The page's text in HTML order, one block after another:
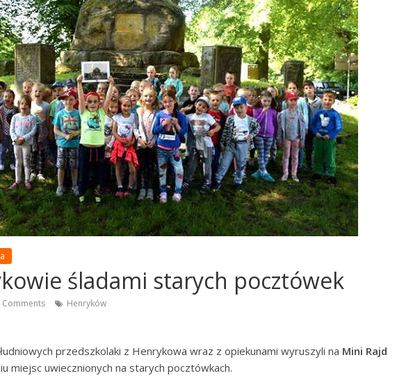
śladami starych pocztówek
Comments Henryków
przedszkolaki z Henrykowa wraz z opiekunami wyruszyli na Mini Rajd
miejsc uwiecznionych na starych pocztówkach.